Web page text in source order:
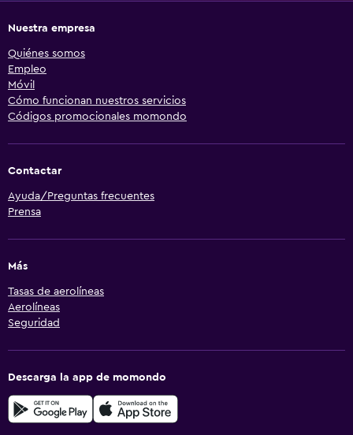
Nuestra empresa
Quiénes somos
Empleo
Móvil
Cómo funcionan nuestros servicios
Códigos promocionales momondo
Contactar
Ayuda/Preguntas frecuentes
Prensa
Más
Tasas de aerolíneas
Aerolíneas
Seguridad
Descarga la app de momondo